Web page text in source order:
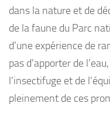
dans la nature et de
de la faune du Parc
d’une expérience de
pas d’apporter de
l’insectifuge et de
pleinement de ces